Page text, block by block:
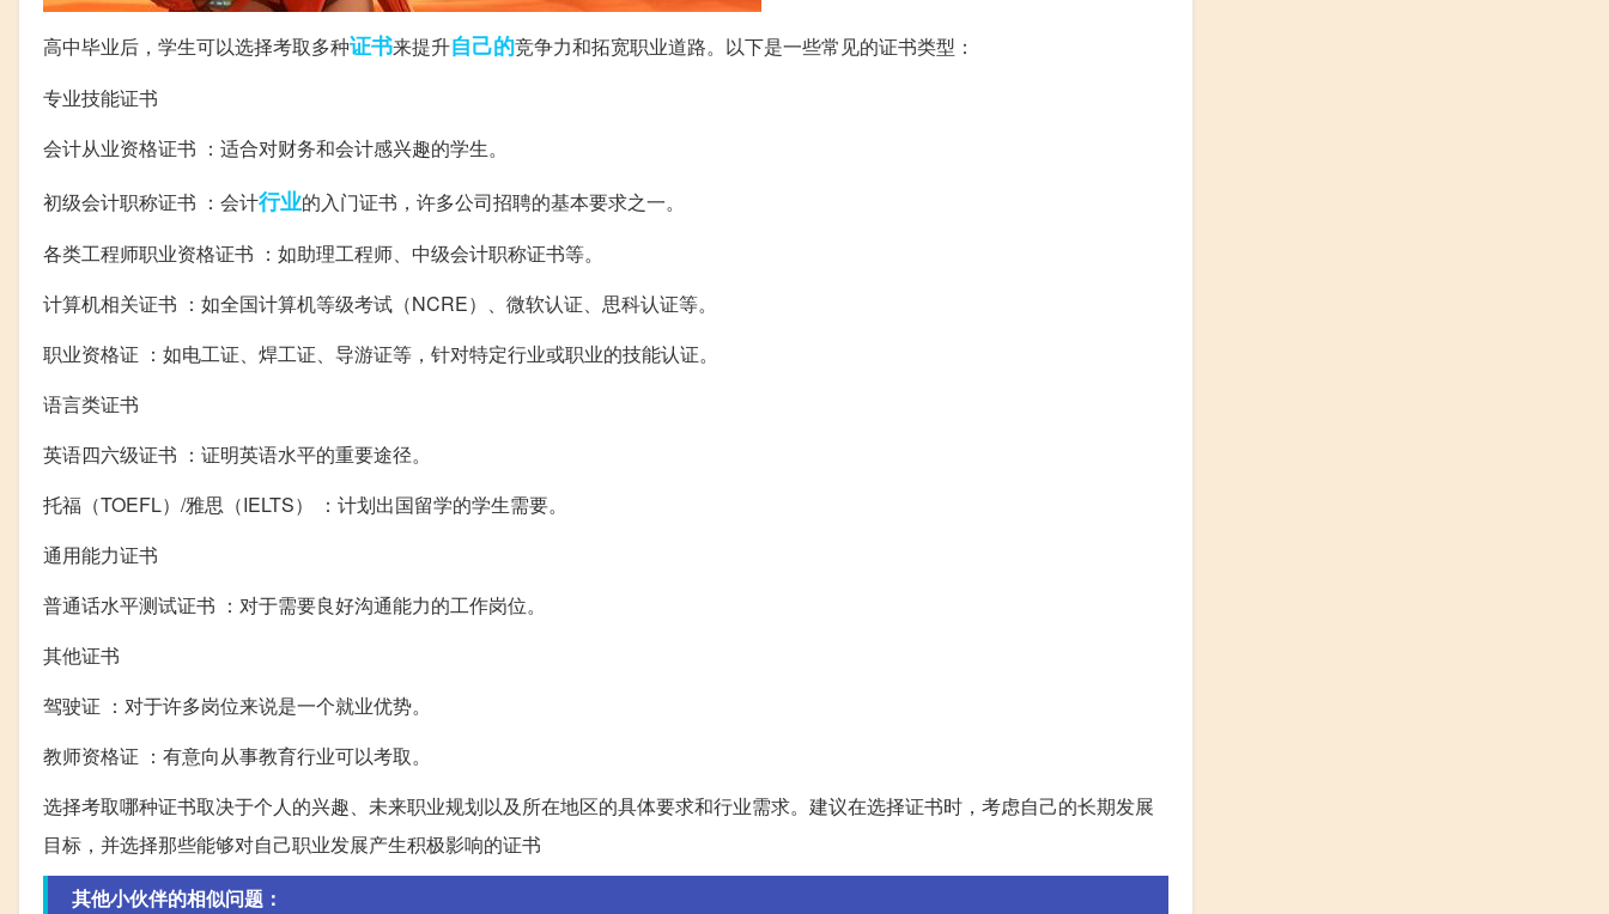
高中毕业后，学生可以选择考取多种证书来提升自己的竞争力和拓宽职业道路。以下是一些常见的证书类型：
专业技能证书
会计从业资格证书 ：适合对财务和会计感兴趣的学生。
初级会计职称证书 ：会计行业的入门证书，许多公司招聘的基本要求之一。
各类工程师职业资格证书 ：如助理工程师、中级会计职称证书等。
计算机相关证书 ：如全国计算机等级考试（NCRE）、微软认证、思科认证等。
职业资格证 ：如电工证、焊工证、导游证等，针对特定行业或职业的技能认证。
语言类证书
英语四六级证书 ：证明英语水平的重要途径。
托福（TOEFL）/雅思（IELTS） ：计划出国留学的学生需要。
通用能力证书
普通话水平测试证书 ：对于需要良好沟通能力的工作岗位。
其他证书
驾驶证 ：对于许多岗位来说是一个就业优势。
教师资格证 ：有意向从事教育行业可以考取。
选择考取哪种证书取决于个人的兴趣、未来职业规划以及所在地区的具体要求和行业需求。建议在选择证书时，考虑自己的长期发展
目标，并选择那些能够对自己职业发展产生积极影响的证书
其他小伙伴的相似问题：